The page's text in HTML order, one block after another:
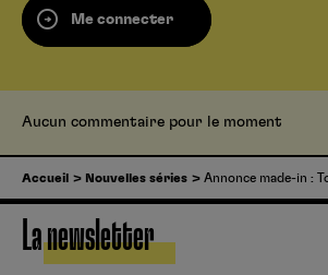
Me connecter
Aucun commentaire pour le moment
Accueil Nouvelles séries Annonce made-in :
La newsletter